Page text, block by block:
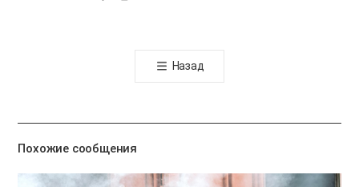
톡
공
기
Назад
Похожие сообщения